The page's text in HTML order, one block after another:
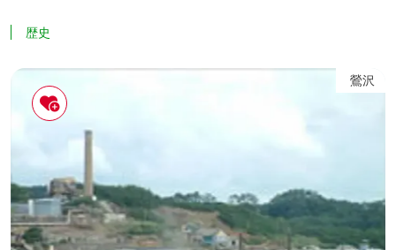
が出土し、奈良・平安時代の大きな集落であることがわか
りました。 主な出土品は、土師器・須恵器などの土器類で
す。そのほか、布を織るための糸をつむぐ紡錘車、土を掘
り起こす鉄製の鋤先、鉄製の刃などがありました。このこ
歴史
鶯沢